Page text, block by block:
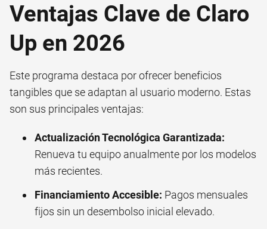
Ventajas Clave de Claro
Up en 2026
Este programa destaca por ofrecer beneficios
tangibles que se adaptan al usuario moderno. Estas
son sus principales ventajas:
Actualización Tecnológica Garantizada:
Renueva tu equipo anualmente por los modelos
más recientes.
Financiamiento Accesible: Pagos mensuales
fijos sin un desembolso inicial elevado.